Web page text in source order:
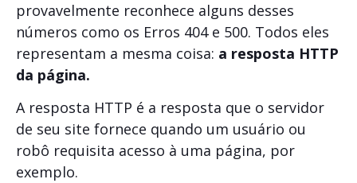
provavelmente reconhece alguns desses
números como os Erros 404 e 500. Todos eles
representam a mesma coisa: a resposta HTTP
da página.
A resposta HTTP é a resposta que o servidor
de seu site fornece quando um usuário ou
robô requisita acesso à uma página, por
exemplo.